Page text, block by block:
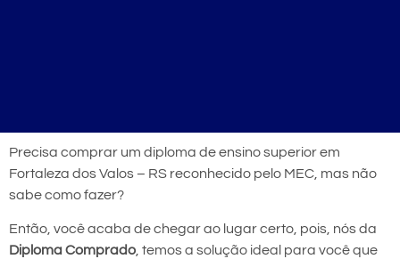
Precisa comprar um diploma de ensino superior em
Fortaleza dos Valos – RS reconhecido pelo MEC, mas não
sabe como fazer?
Então, você acaba de chegar ao lugar certo, pois, nós da
Diploma Comprado, temos a solução ideal para você que